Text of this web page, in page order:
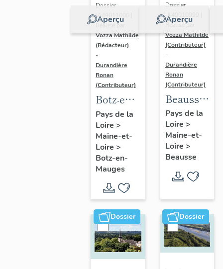
Aperçu
Dossier
IA49011000 |
Réalisé par
Vozza Mathilde
(Rédacteur)
-
Durandière
Ronan
(Contributeur)
Botz-en-
Mauges :
présentation
de la
commune
Pays de la
Loire >
Maine-et-
Loire >
Botz-en-
Mauges
Aperçu
Dossier
IA49010999 |
Réalisé par
Vozza Mathilde
(Contributeur)
-
Durandière
Ronan
(Contributeur)
Beausse :
de la
commune
Pays de la
Loire >
Maine-et-
Loire >
Beausse
Dossier Dossier